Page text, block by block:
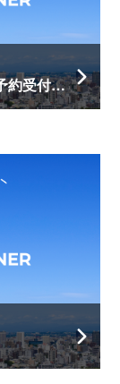
【5月開催】オンライン会社説明会の予約受付中！